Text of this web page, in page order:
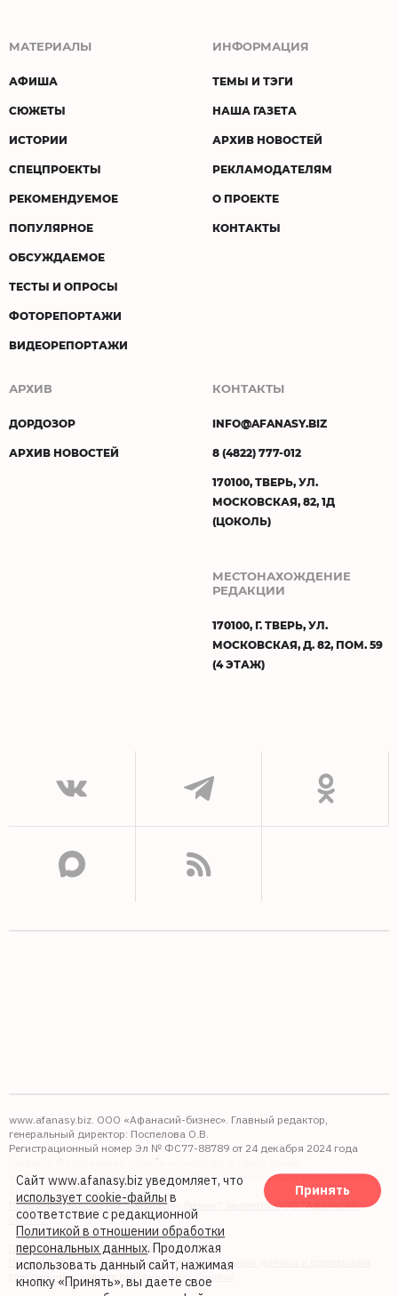
МАТЕРИАЛЫ
АФИША
СЮЖЕТЫ
ИСТОРИИ
СПЕЦПРОЕКТЫ
РЕКОМЕНДУЕМОЕ
ПОПУЛЯРНОЕ
ОБСУЖДАЕМОЕ
ТЕСТЫ И ОПРОСЫ
ФОТОРЕПОРТАЖИ
ВИДЕОРЕПОРТАЖИ
ИНФОРМАЦИЯ
ТЕМЫ И ТЭГИ
НАША ГАЗЕТА
АРХИВ НОВОСТЕЙ
РЕКЛАМОДАТЕЛЯМ
О ПРОЕКТЕ
КОНТАКТЫ
АРХИВ
ДОРДОЗОР
АРХИВ НОВОСТЕЙ
КОНТАКТЫ
INFO@AFANASY.BIZ
8 (4822) 777-012
170100, ТВЕРЬ, УЛ.
МОСКОВСКАЯ, 82, 1Д
(ЦОКОЛЬ)
МЕСТОНАХОЖДЕНИЕ
РЕДАКЦИИ
170100, Г. ТВЕРЬ, УЛ.
МОСКОВСКАЯ, Д. 82, ПОМ. 59
(4 ЭТАЖ)
www.afanasy.biz. ООО «Афанасий-бизнес». Главный редактор,
генеральный директор: Поспелова О.В.
Регистрационный номер Эл № ФС77-88789 от 24 декабря 2024 года
Выдано: Федеральная служба по надзору в сфере связи,
информационных технологий и массовых коммуникаций (Роскомнадзор).
Правопреемником АО "Афанасий-бизнес" является ООО "Афанасий-
бизнес"
Политика обработки файлов cookie
Политика в отношении обработки персональных данных и реализации
требований к защите персональных данных
Сайт www.afanasy.biz уведомляет, что
использует cookie-файлы в
соответствие с редакционной
Политикой в отношении обработки
персональных данных. Продолжая
использовать данный сайт, нажимая
кнопку «Принять», вы даете свое
Принять